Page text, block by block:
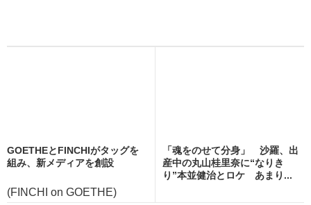
GOETHEとFINCHIがタッグを
組み、新メディアを創設
(FINCHI on GOETHE)
「魂をのせて分身」 沙羅、出
産中の丸山桂里奈に“なりき
り”本並健治とロケ あまり...